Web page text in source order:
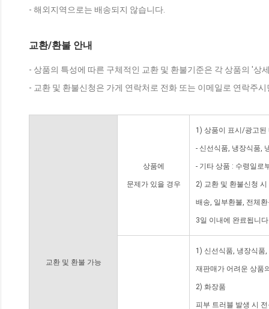
- 해외지역으로는 배송되지 않습니다.
교환/환불 안내
- 상품의 특성에 따른 구체적인 교환 및 환불기준은 각 상품의 '상
- 교환 및 환불신청은 가게 연락처로 전화 또는 이메일로 연락주
교환 및 환불 가능
상품에
문제가 있을 경우
1) 상품이 표시/광고된
- 신선식품, 냉장식품,
- 기타 상품 : 수령일로
2) 교환 및 환불신청
배송, 일부환불, 전체
3일 이내에 완료됩니
1) 신선식품, 냉장식품
재판매가 어려운 상품
2) 화장품
피부 트러블 발생 시